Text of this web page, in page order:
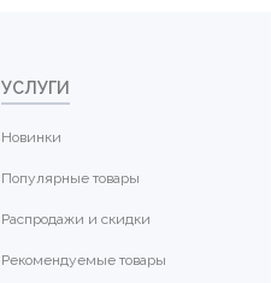
УСЛУГИ
Новинки
Популярные товары
Распродажи и скидки
Рекомендуемые товары